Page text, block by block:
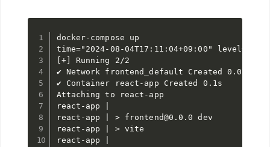
docker-compose up
time="2024-08-04T17:11:04+09:00"
[+] Running 2/2
✔ Network frontend_default Created 0.0s
✔ Container react-app Created 0.1s
Attaching to react-app
react-app |
react-app | > frontend@0.0.0 dev
react-app | > vite
react-app |